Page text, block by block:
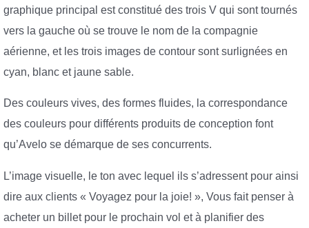
graphique principal est constitué des trois V qui sont tournés
vers la gauche où se trouve le nom de la compagnie
aérienne, et les trois images de contour sont surlignées en
cyan, blanc et jaune sable.
Des couleurs vives, des formes fluides, la correspondance
des couleurs pour différents produits de conception font
qu’Avelo se démarque de ses concurrents.
L’image visuelle, le ton avec lequel ils s’adressent pour ainsi
dire aux clients « Voyagez pour la joie! », Vous fait penser à
acheter un billet pour le prochain vol et à planifier des